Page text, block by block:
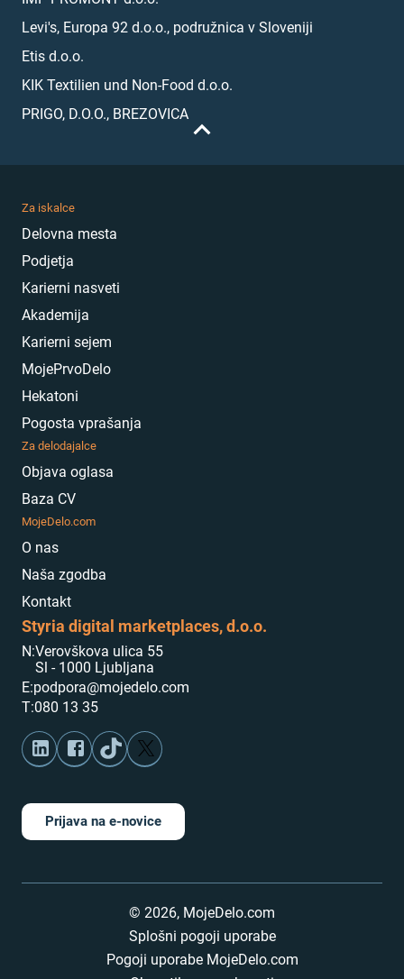
Levi's, Europa 92 d.o.o., podružnica v Sloveniji
Etis d.o.o.
KIK Textilien und Non-Food d.o.o.
PRIGO, D.O.O., BREZOVICA
Za iskalce
Delovna mesta
Podjetja
Karierni nasveti
Akademija
Karierni sejem
MojePrvoDelo
Hekatoni
Pogosta vprašanja
Za delodajalce
Objava oglasa
Baza CV
MojeDelo.com
O nas
Naša zgodba
Kontakt
Styria digital marketplaces, d.o.o.
N:Verovškova ulica 55
Sl - 1000 Ljubljana
E:podpora@mojedelo.com
T:080 13 35
Prijava na e-novice
© 2026, MojeDelo.com
Splošni pogoji uporabe
Pogoji uporabe MojeDelo.com